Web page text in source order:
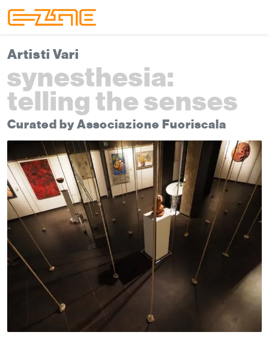
Artisti Vari
synesthesia:
telling the senses
Curated by Associazione Fuoriscala